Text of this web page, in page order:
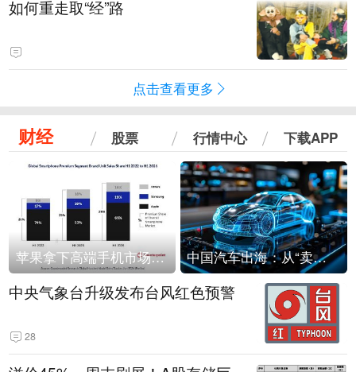
如何重走取“经”路
点击查看更多
财经 股票 行情中心 下载APP
苹果拿下高端手机市场65%的份额：iPhone 17系列功不可没 中国汽车出海：从“卖出去”到“走进去”
中央气象台升级发布台风红色预警
28